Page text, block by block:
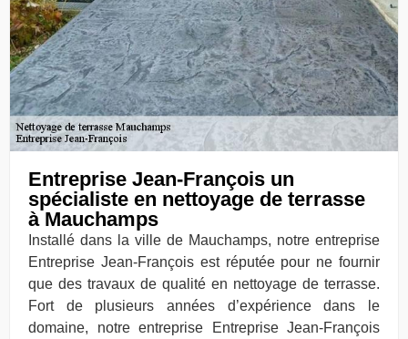
Entreprise Jean-François un
spécialiste en nettoyage de terrasse
à Mauchamps
Installé dans la ville de Mauchamps, notre entreprise
Entreprise Jean-François est réputée pour ne fournir
que des travaux de qualité en nettoyage de terrasse.
Fort de plusieurs années d’expérience dans le
domaine, notre entreprise Entreprise Jean-François